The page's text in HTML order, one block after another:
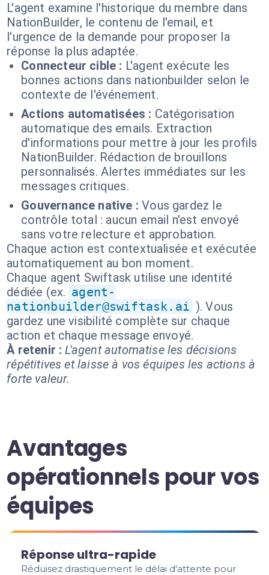
L'agent examine l'historique du membre dans
NationBuilder, le contenu de l'email, et
l'urgence de la demande pour proposer la
réponse la plus adaptée.
Connecteur cible : L'agent exécute les
bonnes actions dans nationbuilder selon le
contexte de l'événement.
Actions automatisées : Catégorisation
automatique des emails. Extraction
d'informations pour mettre à jour les profils
NationBuilder. Rédaction de brouillons
personnalisés. Alertes immédiates sur les
messages critiques.
Gouvernance native : Vous gardez le
contrôle total : aucun email n'est envoyé
sans votre relecture et approbation.
Chaque action est contextualisée et exécutée
automatiquement au bon moment.
Chaque agent Swiftask utilise une identité
dédiée (ex. agent-
nationbuilder@swiftask.ai ). Vous
gardez une visibilité complète sur chaque
action et chaque message envoyé.
À retenir : L'agent automatise les décisions
répétitives et laisse à vos équipes les actions à
forte valeur.
Avantages
opérationnels pour vos
équipes
Réponse ultra-rapide
Réduisez drastiquement le délai d'attente pour